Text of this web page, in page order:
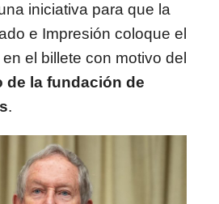
iniciativa para que la
e Impresión coloque el
el billete con motivo del
de la fundación de
.